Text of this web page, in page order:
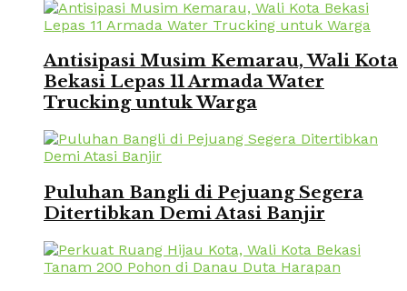
Antisipasi Musim Kemarau, Wali Kota
Bekasi Lepas 11 Armada Water
Trucking untuk Warga
Puluhan Bangli di Pejuang Segera
Ditertibkan Demi Atasi Banjir